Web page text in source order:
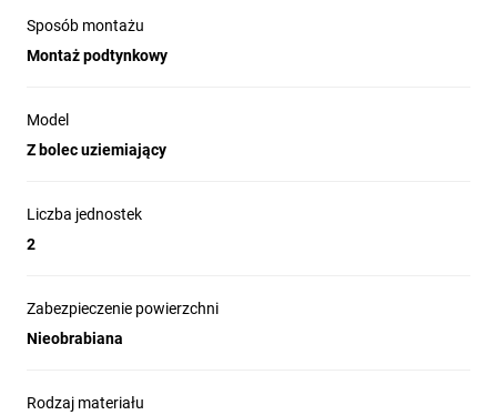
Sposób montażu
Montaż podtynkowy
Model
Z bolec uziemiający
Liczba jednostek
2
Zabezpieczenie powierzchni
Nieobrabiana
Rodzaj materiału